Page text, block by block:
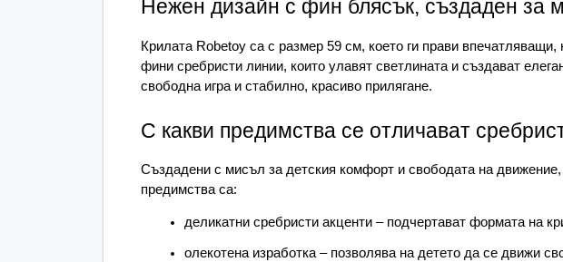
Нежен дизайн с фин блясък, създаден за
Крилата Robetoy са с размер 59 см, което ги прави
фини сребристи линии, които улавят светлината и създават
свободна игра и стабилно, красиво прилягане.
С какви предимства се отличават
Създадени с мисъл за детския комфорт и свободата на
предимства са:
деликатни сребристи акценти – подчертават формата на
олекотена изработка – позволява на детето да се движи